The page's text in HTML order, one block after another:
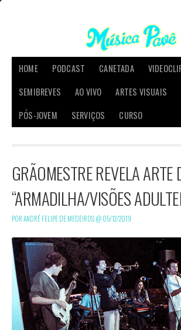
HOME PODCAST CANETADA
SEMIBREVES
AO VIVO ARTES VISUAIS
PÓS-JOVEM
SERVIÇOS CURSO
GRÃOMESTRE REVELA ARTE
“ARMADILHA/VISÕES
POR ANDRÉ FELIPE DE MEDEIROS @05/12/2019